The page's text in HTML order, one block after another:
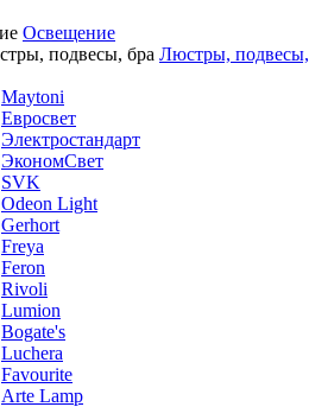
Освещение
Люстры, подвесы,
Maytoni
Евросвет
Электростандарт
ЭкономСвет
SVK
Odeon Light
Gerhort
Freya
Feron
Rivoli
Lumion
Bogate's
Luchera
Favourite
Arte Lamp